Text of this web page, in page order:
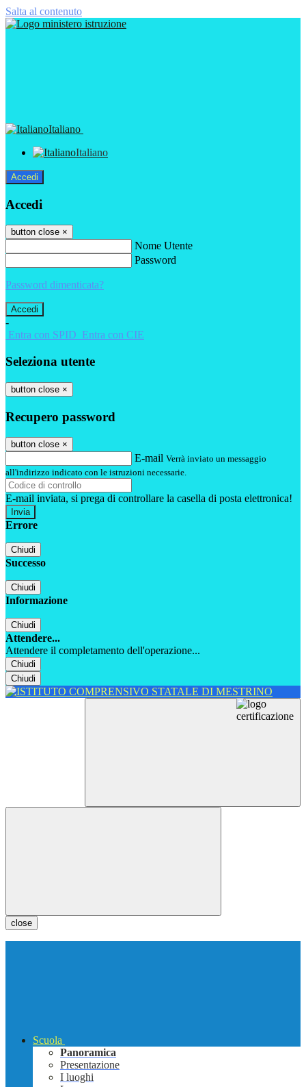
Salta al contenuto
Italiano
Italiano
Accedi
Accedi
button close ×
Nome Utente
Password
Password dimenticata?
-
Entra con SPID Entra con CIE
Seleziona utente
button close ×
Recupero password
button close ×
E-mail Verrà inviato un messaggio
all'indirizzo indicato con le istruzioni necessarie.
E-mail inviata, si prega di controllare la casella di posta elettronica!
Errore
Chiudi
Successo
Chiudi
Informazione
Chiudi
Attendere...
Attendere il completamento dell'operazione...
Chiudi
Chiudi
close
Scuola
Panoramica
Presentazione
I luoghi